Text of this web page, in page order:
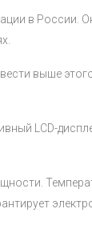
в России.
выше
LCD-